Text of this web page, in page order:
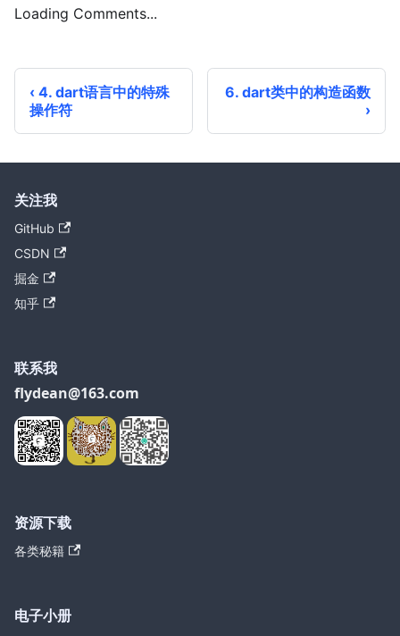
Loading Comments...
4. dart语言中的特殊
操作符
6. dart类中的构造函数
关注我
GitHub
CSDN
掘金
知乎
联系我
flydean@163.com
资源下载
各类秘籍
电子小册